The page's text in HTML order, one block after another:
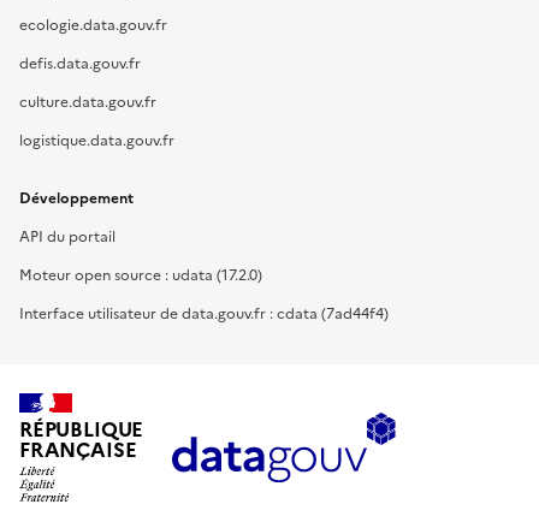
ecologie.data.gouv.fr
defis.data.gouv.fr
culture.data.gouv.fr
logistique.data.gouv.fr
Développement
API du portail
Moteur open source : udata (17.2.0)
Interface utilisateur de data.gouv.fr : cdata (7ad44f4)
RÉPUBLIQUE
FRANÇAISE